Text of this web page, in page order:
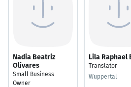
Nadia Beatriz
Olivares
Small Business
Owner
Lila Raphael
Translator
Wuppertal